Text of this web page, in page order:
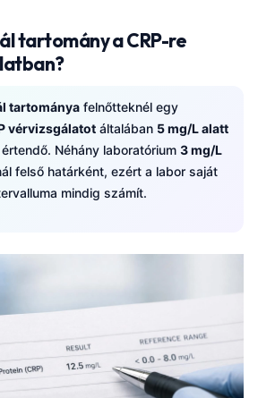
tartomány a CRP-re
tartománya felnőtteknél egy
vérvizsgálatot általában 5 mg/L alatt
Néhány laboratórium 3 mg/L
felső határként, ezért a labor saját
mindig számít.